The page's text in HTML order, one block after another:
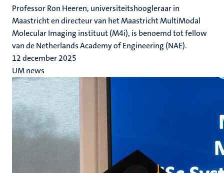
Professor Ron Heeren, universiteitshoogleraar in
Maastricht en directeur van het Maastricht MultiModal
Molecular Imaging instituut (M4i), is benoemd tot fellow
van de Netherlands Academy of Engineering (NAE).
12 december 2025
UM news